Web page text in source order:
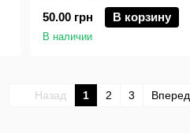
50.00 грн
В корзину
В наличии
Назад 1 2 3 Вперед